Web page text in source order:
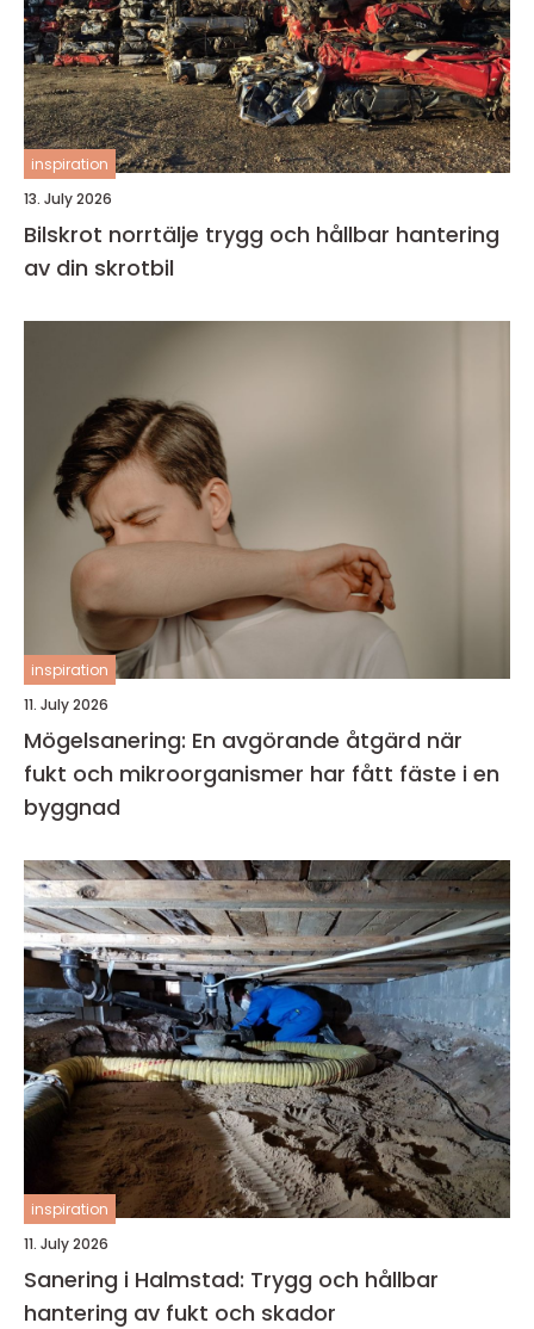
inspiration
13. July 2026
Bilskrot norrtälje trygg och hållbar hantering
av din skrotbil
inspiration
11. July 2026
Mögelsanering: En avgörande åtgärd när
fukt och mikroorganismer har fått fäste i en
byggnad
inspiration
11. July 2026
Sanering i Halmstad: Trygg och hållbar
hantering av fukt och skador